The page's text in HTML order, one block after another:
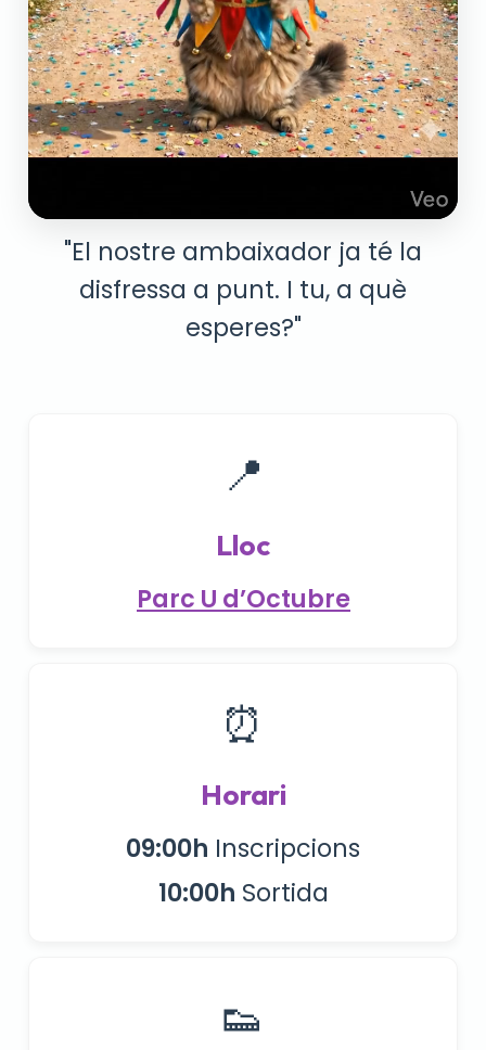
"El nostre ambaixador ja té la
disfressa a punt. I tu, a què
esperes?"
📍
Lloc
Parc U d’Octubre
⏰
Horari
09:00h Inscripcions
10:00h Sortida
👟